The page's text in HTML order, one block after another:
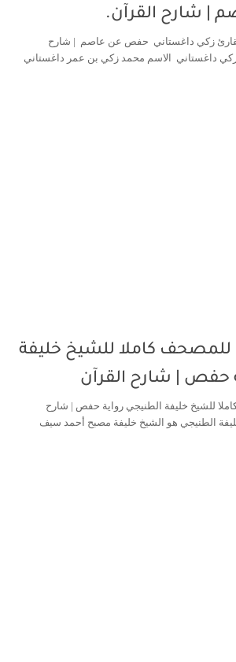
| شارح القرآن.
زكي داغستاني حفص عن عاصم | شارح
زكي داغستاني الاسم محمد زكي بن عمر داغستاني
كاملا للشيخ خليفة
حفص | شارح القرآن
للشيخ خليفة الطنيجي رواية حفص | شارح
الطنيجي هو الشيخ خليفة مصبح أحمد سيف